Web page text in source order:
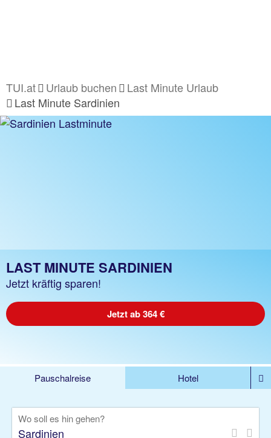
TUI.at Urlaub buchen
Last Minute Urlaub
Last Minute Sardinien
LAST MINUTE SARDINIEN
Jetzt kräftig sparen!
Jetzt ab 364 €
Pauschalreise
Hotel
Rundreise
Kreuzfahrt
Wo soll es hin gehen?